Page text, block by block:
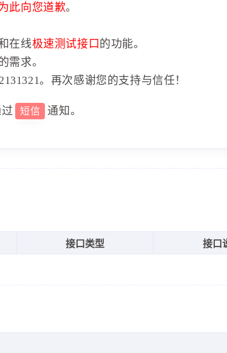
此向您道歉。
在线极速测试接口 的功能。
需求。
。再次感谢您的支持与信任！
短信 通知。
接口类型 接口